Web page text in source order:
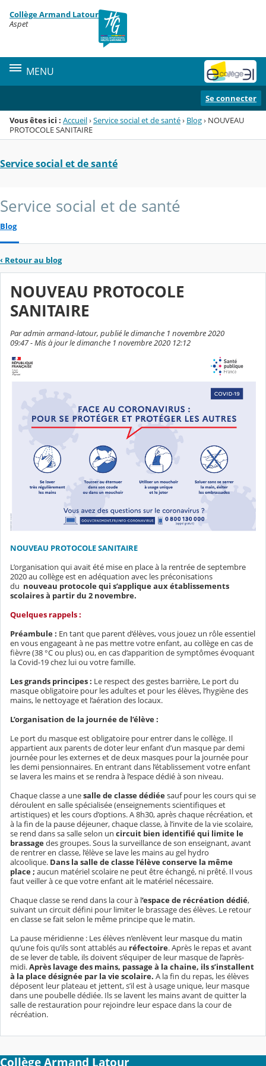
Menu de la rubrique
Contenu
Collège Armand Latour
Aspet
MENU
Se connecter
Vous êtes ici : Accueil›Service social et de santé› Blog› NOUVEAU
PROTOCOLE SANITAIRE
Service social et de santé
Service social et de santé
Blog
‹ Retour au blog
NOUVEAU PROTOCOLE
SANITAIRE
Par admin armand-latour, publié le dimanche 1 novembre 2020
09:47 - Mis à jour le dimanche 1 novembre 2020 12:12
NOUVEAU PROTOCOLE SANITAIRE
L’organisation qui avait été mise en place à la rentrée de septembre
2020 au collège est en adéquation avec les préconisations
du nouveau protocole qui s’applique aux établissements
scolaires à partir du 2 novembre.
Quelques rappels :
Préambule : En tant que parent d’élèves, vous jouez un rôle essentiel
en vous engageant à ne pas mettre votre enfant, au collège en cas de
fièvre (38 °C ou plus) ou, en cas d’apparition de symptômes évoquant
la Covid-19 chez lui ou votre famille.
Les grands principes : Le respect des gestes barrière, Le port du
masque obligatoire pour les adultes et pour les élèves, l’hygiène des
mains, le nettoyage et l’aération des locaux.
L’organisation de la journée de l’élève :
Le port du masque est obligatoire pour entrer dans le collège. Il
appartient aux parents de doter leur enfant d’un masque par demi
journée pour les externes et de deux masques pour la journée pour
les demi pensionnaires. En entrant dans l’établissement votre enfant
se lavera les mains et se rendra à l’espace dédié à son niveau.
Chaque classe a unesalle de classe dédiéesauf pour les cours qui se
déroulent en salle spécialisée (enseignements scientifiques et
artistiques) et les cours d’options. A 8h30, après chaque récréation, et
à la fin de la pause déjeuner, chaque classe, à l’invite de la vie scolaire,
se rend dans sa salle selon un circuit bien identifié qui limite le
brassagedes groupes. Sous la surveillance de son enseignant, avant
de rentrer en classe, l’élève se lave les mains au gel hydro
alcoolique. Dans la salle de classe l’élève conserve la même
place ; aucun matériel scolaire ne peut être échangé, ni prêté. Il vous
faut veiller à ce que votre enfant ait le matériel nécessaire.
Chaque classe se rend dans la cour à l’espace de récréation dédié,
suivant un circuit défini pour limiter le brassage des élèves. Le retour
en classe se fait selon le même principe que le matin.
La pause méridienne : Les élèves n’enlèvent leur masque du matin
qu’une fois qu’ils sont attablés au réfectoire. Après le repas et avant
de se lever de table, ils doivent s’équiper de leur masque de l’après-
midi.Après lavage des mains, passage à la chaine, ils s’installent
à la place désignée par la vie scolaire. A la fin du repas, les élèves
déposent leur plateau et jettent, s’il est à usage unique, leur masque
dans une poubelle dédiée. Ils se lavent les mains avant de quitter la
salle de restauration pour rejoindre leur espace dans la cour de
récréation.
Collège Armand Latour